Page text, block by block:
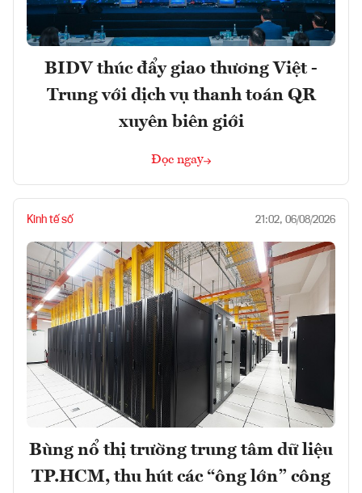
BIDV thúc đẩy giao thương Việt -
Trung với dịch vụ thanh toán QR
xuyên biên giới
Đọc ngay
Kinh tế số 21:02, 06/08/2026
Bùng nổ thị trường trung tâm dữ liệu
TP.HCM, thu hút các “ông lớn” công